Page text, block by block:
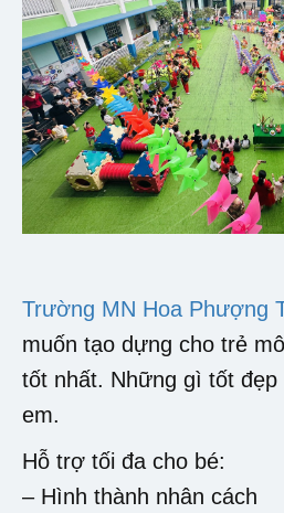
Trường MN Hoa Phượng
muốn tạo dựng cho trẻ
tốt nhất. Những gì tốt đẹp
em.
Hỗ trợ tối đa cho bé:
– Hình thành nhân cách